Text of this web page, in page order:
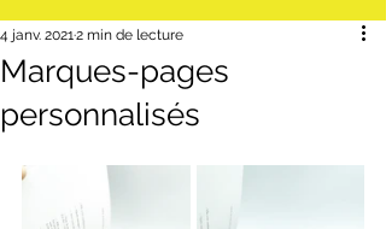
Marques-pages
personnalisés
4 janv. 20212 min de lecture